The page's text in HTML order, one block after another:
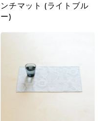
ンチマット (ライトブル
ー)